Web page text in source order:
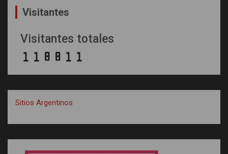
Visitantes
Visitantes totales
Sitios Argentinos